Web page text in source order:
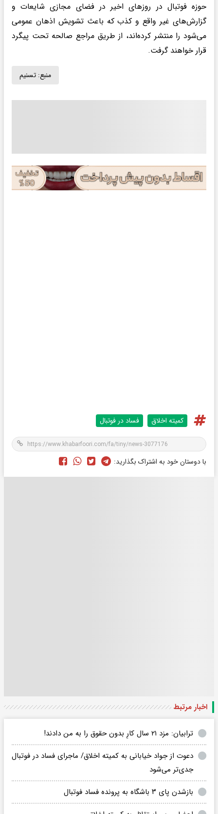
حوزه فوتبال در روزهای اخیر در فضای مجازی شایعات و
گزارش‌های غیر واقع و کذب که باعث تشویش اذهان عمومی
می‌شود را منتشر کرده‌اند، از طریق مراجع صالحه تحت پیگرد
قرار خواهند گرفت.
منبع: تسنیم
کمیته اخلاق فساد در فوتبال
با دوستان خود به اشتراک بگذارید:
اخبار مرتبط
ترابیان: مزد ۲۱ سال کارِ بدون حقوق را به من دادند!
دعوت از جواد خیابانی به کمیته اخلاق/ ماجرای فساد در فوتبال
جدی‌تر می‌شود
بازشدن پای ۳ باشگاه به پرونده فساد فوتبال